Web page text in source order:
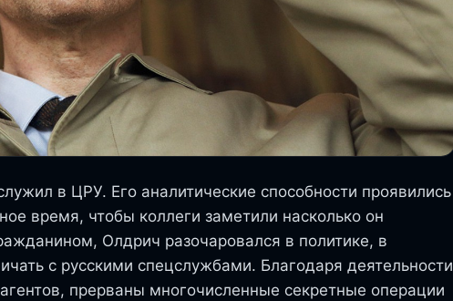
в ЦРУ. Его аналитические способности проявились
время, чтобы коллеги заметили насколько он
Олдрич разочаровался в политике, в
с русскими спецслужбами. Благодаря деятельности
прерваны многочисленные секретные операции